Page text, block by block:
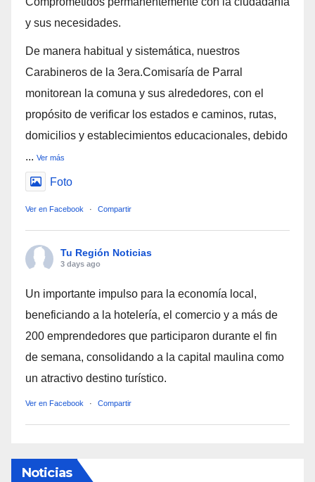
y sus necesidades.
De manera habitual y sistemática, nuestros
Carabineros de la 3era.Comisaría de Parral
monitorean la comuna y sus alrededores, con el
propósito de verificar los estados e caminos, rutas,
domicilios y establecimientos educacionales, debido
... Ver más
Foto
Ver en Facebook · Compartir
Tu Región Noticias
3 days ago
Un importante impulso para la economía local,
beneficiando a la hotelería, el comercio y a más de
200 emprendedores que participaron durante el fin
de semana, consolidando a la capital maulina como
un atractivo destino turístico.
Ver en Facebook · Compartir
Noticias